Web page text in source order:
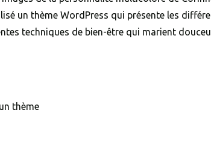
un thème WordPress qui présente les
techniques de bien-être qui marient
thème